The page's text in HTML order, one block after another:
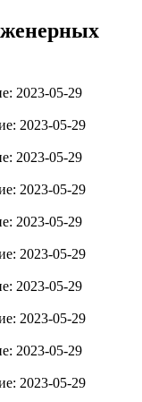
2023-05-29
2023-05-29
2023-05-29
2023-05-29
2023-05-29
2023-05-29
2023-05-29
2023-05-29
2023-05-29
2023-05-29